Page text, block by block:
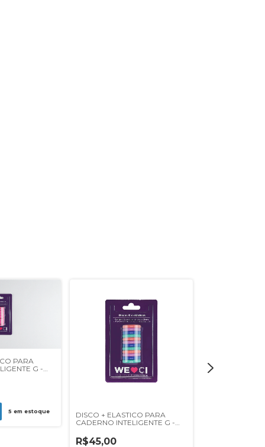
PARA
G -
5 em estoque
DISCO + ELASTICO PARA
CADERNO INTELIGENTE G -
R$45,00
DISCO +
CADERNO